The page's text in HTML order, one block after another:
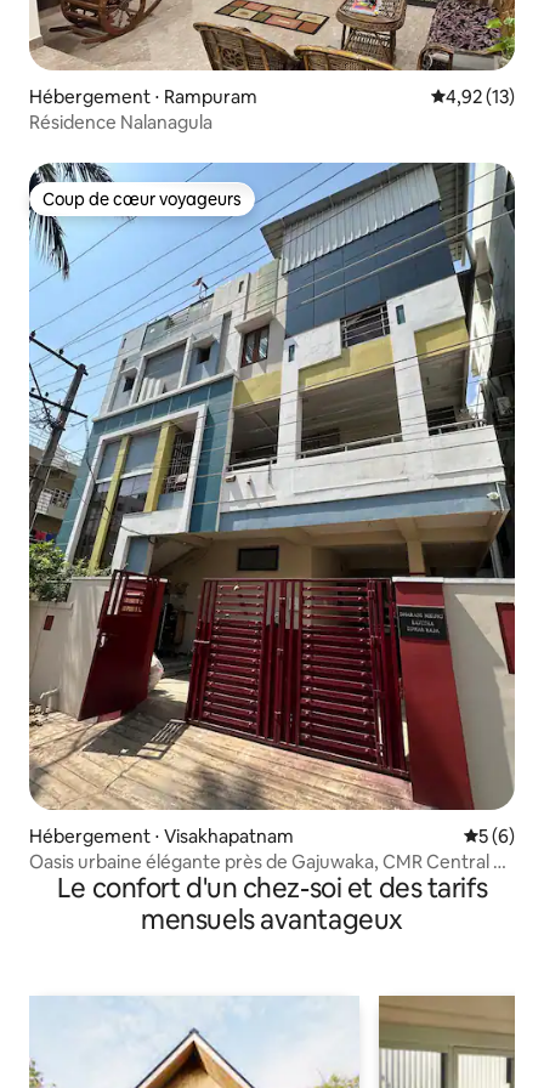
Hébergement ⋅ Rampuram Évaluation
4,92 (13)
Résidence Nalanagula
Coup de cœur voyageurs
Coup de cœur voyageurs
Hébergement ⋅ Visakhapatnam
5 (6)
Oasis urbaine élégante près de Gajuwaka, CMR Central et
PVRLe confort d'un chez-soi et des tarifs
mensuels avantageux